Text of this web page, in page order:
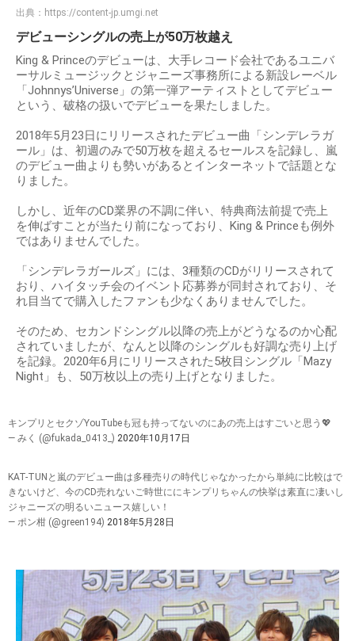
出典： https://content-jp.umgi.net
デビューシングルの売上が50万枚越え
King & Princeのデビューは、大手レコード会社であるユニバ
ーサルミュージックとジャニーズ事務所による新設レーベル
「Johnnys’Universe」の第一弾アーティストとしてデビュー
という、破格の扱いでデビューを果たしました。
2018年5月23日にリリースされたデビュー曲「シンデレラガ
ール」は、初週のみで50万枚を超えるセールスを記録し、嵐
のデビュー曲よりも勢いがあるとインターネットで話題とな
りました。
しかし、近年のCD業界の不調に伴い、特典商法前提で売上
を伸ばすことが当たり前になっており、King & Princeも例外
ではありませんでした。
「シンデレラガールズ」には、3種類のCDがリリースされて
おり、ハイタッチ会のイベント応募券が同封されており、そ
れ目当てで購入したファンも少なくありませんでした。
そのため、セカンドシングル以降の売上がどうなるのか心配
されていましたが、なんと以降のシングルも好調な売り上げ
を記録。2020年6月にリリースされた5枚目シングル「Mazy
Night」も、50万枚以上の売り上げとなりました。
キンプリとセクゾYouTubeも冠も持ってないのにあの売上はすごいと思う💖
— みく (@fukada_0413_) 2020年10月17日
KAT-TUNと嵐のデビュー曲は多種売りの時代じゃなかったから単純に比較はで
きないけど、今のCD売れないご時世ににキンプリちゃんの快挙は素直に凄いし
ジャニーズの明るいニュース嬉しい！
— ポン柑 (@green194) 2018年5月28日